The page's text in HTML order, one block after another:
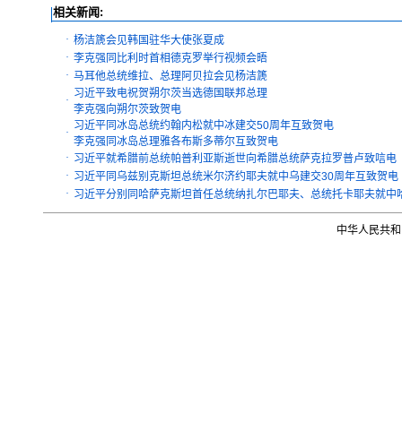
相关新闻:
· 杨洁篪会见韩国驻华大使张夏成
· 李克强同比利时首相德克罗举行视频会晤
· 马耳他总统维拉、总理阿贝拉会见杨洁篪
·
习近平致电祝贺朔尔茨当选德国联邦总理
李克强向朔尔茨致贺电
·
习近平同冰岛总统约翰内松就中冰建交50周年互致贺电
李克强同冰岛总理雅各布斯多蒂尔互致贺电
· 习近平就希腊前总统帕普利亚斯逝世向希腊总统萨克拉罗普卢致唁电
· 习近平同乌兹别克斯坦总统米尔济约耶夫就中乌建交30周年互致贺电
· 习近平分别同哈萨克斯坦首任总统纳扎尔巴耶夫、总统托卡耶夫就中
中华人民共